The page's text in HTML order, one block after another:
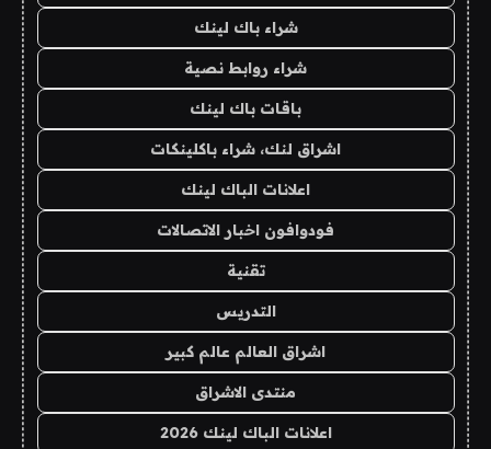
شراء باك لينك
شراء روابط نصية
باقات باك لينك
اشراق لنك، شراء باكلينكات
اعلانات الباك لينك
فودوافون اخبار الاتصالات
تقنية
التدريس
اشراق العالم عالم كبير
منتدى الاشراق
اعلانات الباك لينك 2026